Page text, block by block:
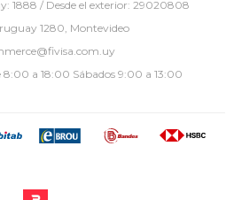
1888 / Desde el exterior: 29020808
1280, Montevideo
8:00 a 18:00 Sábados 9:00 a 13:00